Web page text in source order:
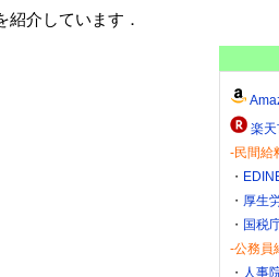
介しています．
楽
-民間給
・
・ 厚生
・ 国税
-公務員
・ 人事